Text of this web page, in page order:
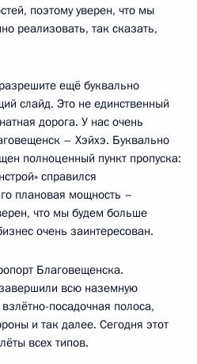
поэтому уверен, что мы
реализовать, так сказать,
ещё буквально
слайд. Это не единственный
дорога. У нас очень
– Хэйхэ. Буквально
полноценный пункт пропуска:
справился
плановая мощность –
что мы будем больше
очень заинтересован.
Благовещенска.
всю наземную
посадочная полоса,
и так далее. Сегодня этот
всех типов.